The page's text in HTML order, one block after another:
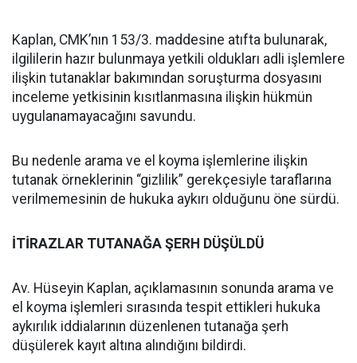
Kaplan, CMK’nın 153/3. maddesine atıfta bulunarak,
ilgililerin hazır bulunmaya yetkili oldukları adli işlemlere
ilişkin tutanaklar bakımından soruşturma dosyasını
inceleme yetkisinin kısıtlanmasına ilişkin hükmün
uygulanamayacağını savundu.
Bu nedenle arama ve el koyma işlemlerine ilişkin
tutanak örneklerinin “gizlilik” gerekçesiyle taraflarına
verilmemesinin de hukuka aykırı olduğunu öne sürdü.
İTİRAZLAR TUTANAĞA ŞERH DÜŞÜLDÜ
Av. Hüseyin Kaplan, açıklamasının sonunda arama ve
el koyma işlemleri sırasında tespit ettikleri hukuka
aykırılık iddialarının düzenlenen tutanağa şerh
düşülerek kayıt altına alındığını bildirdi.